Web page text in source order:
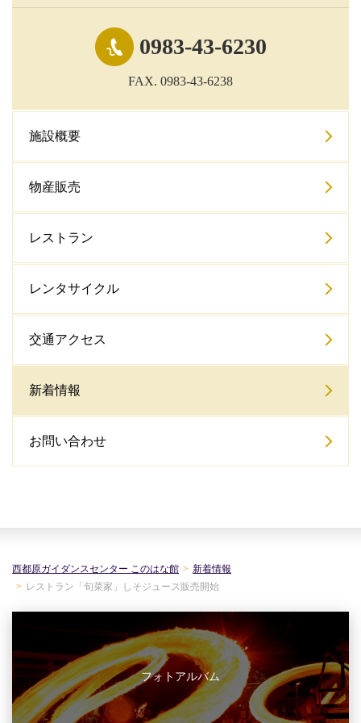
0983-43-6230
FAX. 0983-43-6238
施設概要
物産販売
レストラン
レンタサイクル
交通アクセス
新着情報
お問い合わせ
西都原ガイダンスセンター このはな館
新着情報
レストラン「旬菜家」しそジュース販売開始
フォトアルバム